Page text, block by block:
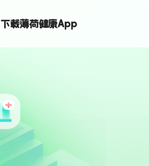
下载薄荷健康App